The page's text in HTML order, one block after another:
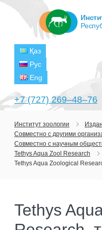
+7 (727) 269‒48‒76
Қаз
Рус
Eng
ГЛАВНАЯ
ОБ ИНСТИТУТЕ
СТРУКТУРА
НАУЧНО-
ПРОЕКТЫ
ТЕКУЩИЕ
Институт зоологии
Совместно с другими
Совместно с научным
Tethys Aqua Zool Research
Tethys Aqua Zoological
Tethys